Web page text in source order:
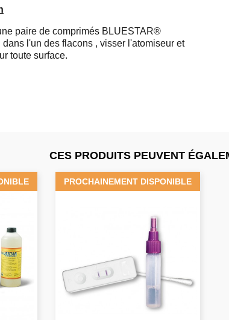
paire de comprimés BLUESTAR®
dans l'un des flacons , visser l'atomiseur et
toute surface.
CES PRODUITS PEUVENT
PROCHAINEMENT DISPONIBLE